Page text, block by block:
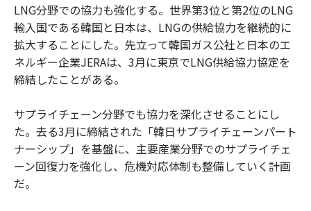
LNG分野での協力も強化する。世界第3位と第2位のLNG
輸入国である韓国と日本は、LNGの供給協力を継続的に
拡大することにした。先立って韓国ガス公社と日本のエ
ネルギー企業JERAは、3月に東京でLNG供給協力協定を
締結したことがある。
サプライチェーン分野でも協力を深化させることにし
た。去る3月に締結された「韓日サプライチェーンパート
ナーシップ」を基盤に、主要産業分野でのサプライチェ
ーン回復力を強化し、危機対応体制も整備していく計画
だ。